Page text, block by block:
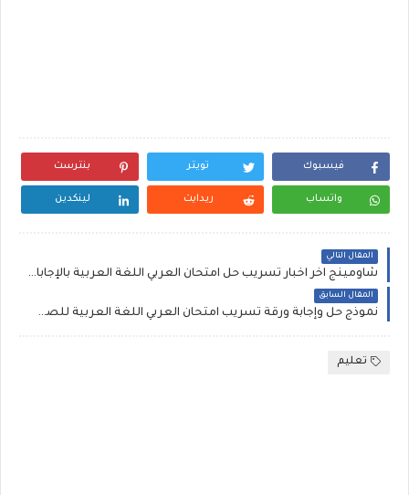
فيسبوك تويتر بنترست
واتساب ريدايت لينكدين
المقال التالي
شاومينج اخر اخبار تسريب حل امتحان العربي اللغة العربية بالإجابات النموذجية للصف الأول الاعدادي بالصور بتاريخ 9-1-2024
المقال السابق
نموذج حل وإجابة ورقة تسريب امتحان العربي اللغة العربية للصف السادس الابتدائي اليوم 9/1/2024 بالصور عربي موضوع التعبير الكتابي والنحو
تعليم